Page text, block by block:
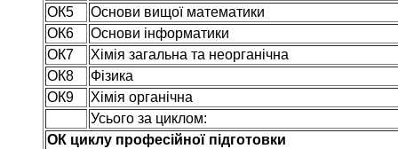
ОК5
Основи вищої математики
ОК6
Основи інформатики
ОК7
Хімія загальна та неорганічна
ОК8
Фізика
ОК9
Хімія органічна
Усього за циклом:
ОК циклу професійної підготовки